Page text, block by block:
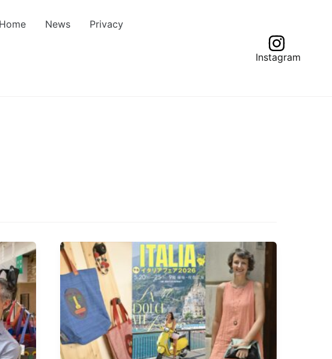
Home News Privacy
Instagram